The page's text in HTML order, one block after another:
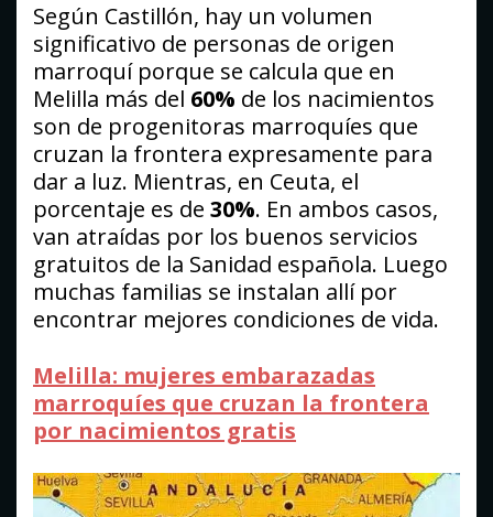
Según Castillón, hay un volumen
significativo de personas de origen
marroquí porque se calcula que en
Melilla más del 60% de los nacimientos
son de progenitoras marroquíes que
cruzan la frontera expresamente para
dar a luz. Mientras, en Ceuta, el
porcentaje es de 30%. En ambos casos,
van atraídas por los buenos servicios
gratuitos de la Sanidad española. Luego
muchas familias se instalan allí por
encontrar mejores condiciones de vida.
Melilla: mujeres embarazadas
marroquíes que cruzan la frontera
por nacimientos gratis